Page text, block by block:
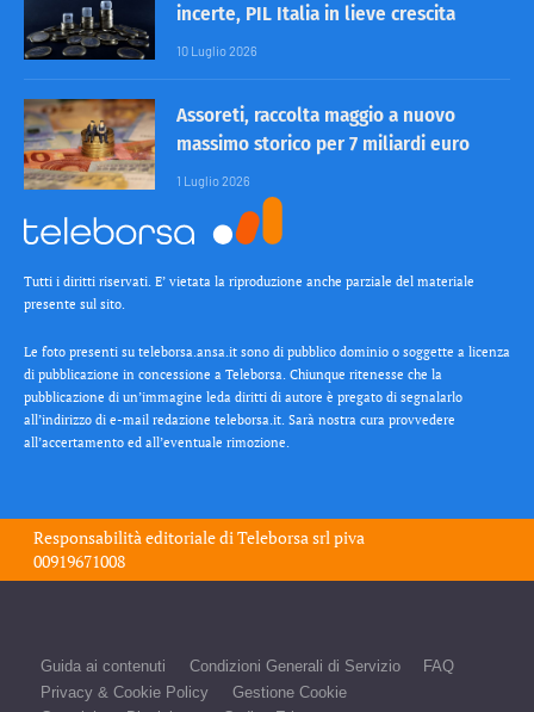
incerte, PIL Italia in lieve crescita
10 Luglio 2026
Assoreti, raccolta maggio a nuovo
massimo storico per 7 miliardi euro
1 Luglio 2026
Tutti i diritti riservati. E’ vietata la riproduzione anche parziale del materiale
presente sul sito.
Le foto presenti su teleborsa.ansa.it sono di pubblico dominio o soggette a licenza
di pubblicazione in concessione a Teleborsa. Chiunque ritenesse che la
pubblicazione di un’immagine leda diritti di autore è pregato di segnalarlo
all’indirizzo di e-mail redazione teleborsa.it. Sarà nostra cura provvedere
all’accertamento ed all’eventuale rimozione.
Responsabilità editoriale diTeleborsa srlpiva
00919671008
Guida ai contenuti Condizioni Generali di Servizio
FAQ
Privacy & Cookie Policy
Gestione Cookie